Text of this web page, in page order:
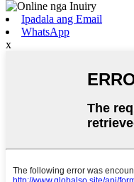
Ipadala ang Email
WhatsApp
x